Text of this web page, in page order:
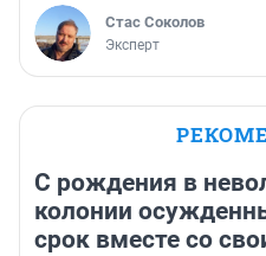
Стас Соколов
Эксперт
С рождения в
колонии
срок вместе со